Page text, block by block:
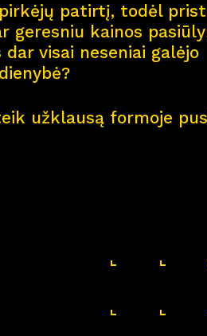
patirtį, todėl
geresniu kainos
visai neseniai galėjo
užklausą formoje